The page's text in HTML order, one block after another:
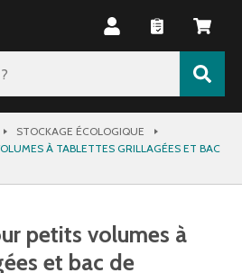
STOCKAGE ÉCOLOGIQUE
À TABLETTES GRILLAGÉES ET BAC
petits volumes à
et bac de